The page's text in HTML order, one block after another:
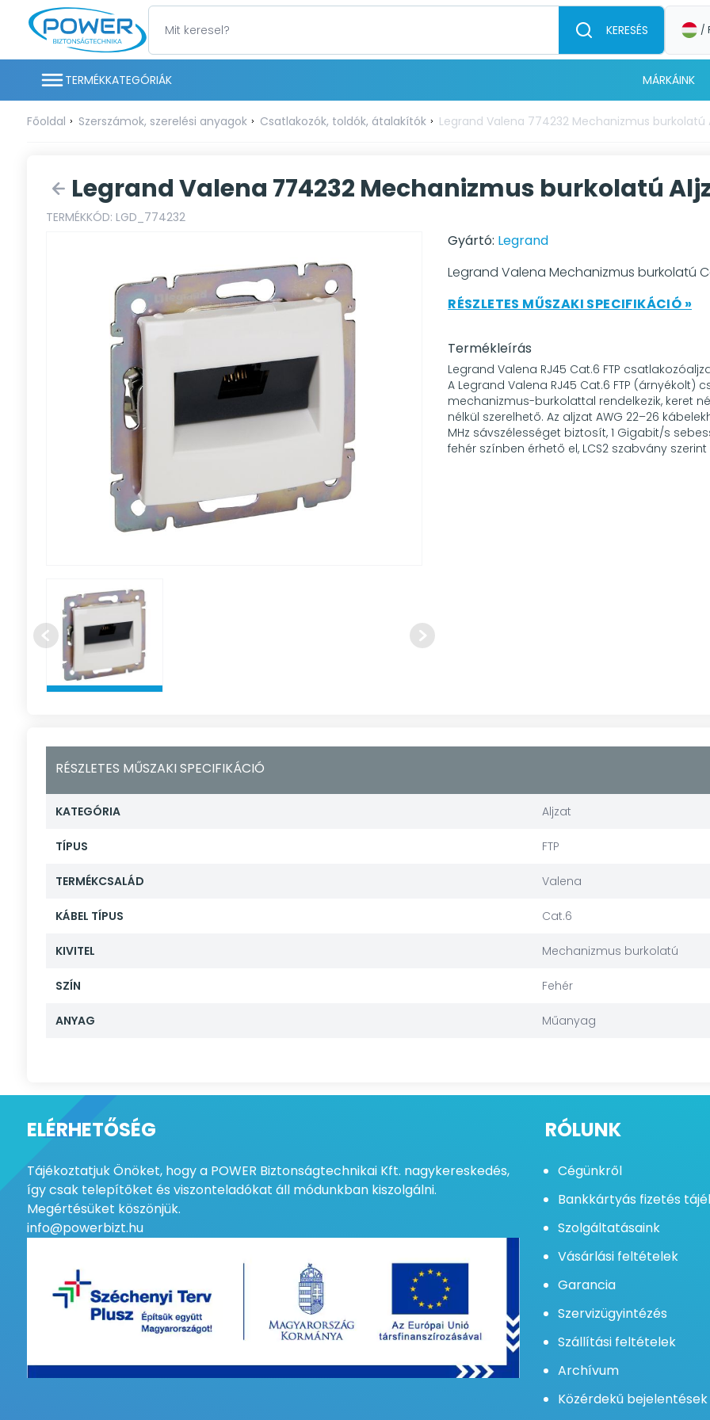
TERMÉKKATEGÓRIÁK
KERESÉS /
MÁRKÁINK
Főoldal Szerszámok, szerelési anyagok Csatlakozók, toldók, átalakítók Legrand Valena 774232 Mechanizmus burkolatú
Legrand Valena 774232 Mechanizmus burkolatú
TERMÉKKÓD: LGD_774232
Gyártó: Legrand
Legrand Valena Mechanizmus burkolatú
RÉSZLETES MŰSZAKI SPECIFIKÁCIÓ »
Termékleírás
Legrand Valena RJ45 Cat.6 FTP
A Legrand Valena RJ45 Cat.6 FTP (árnyékolt)
mechanizmus-burkolattal rendelkezik, keret
nélkül szerelhető. Az aljzat AWG 22–26
MHz sávszélességet biztosít, 1 Gigabit/s
fehér színben érhető el, LCS2 szabvány szerint
RÉSZLETES MŰSZAKI SPECIFIKÁCIÓ
KATEGÓRIA Aljzat
TÍPUS FTP
TERMÉKCSALÁD Valena
KÁBEL TÍPUS Cat.6
KIVITEL Mechanizmus burkolatú
SZÍN Fehér
ANYAG Műanyag
ELÉRHETŐSÉG
Tájékoztatjuk Önöket, hogy a POWER Biztonságtechnikai Kft. nagykereskedés,
így csak telepítőket és viszonteladókat áll módunkban kiszolgálni.
Megértésüket köszönjük.
info@powerbizt.hu
RÓLUNK
Cégünkről
Bankkártyás fizetés
Szolgáltatásaink
Vásárlási feltételek
Garancia
Szervizügyintézés
Szállítási feltételek
Archívum
Közérdekű bejelentések